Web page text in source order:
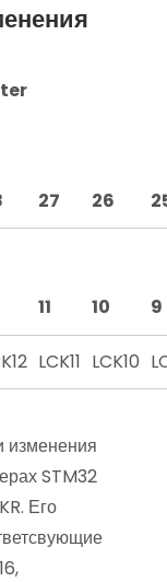
27 26
11 10 9
LCK11 LCK10
изменения
STM32
Его